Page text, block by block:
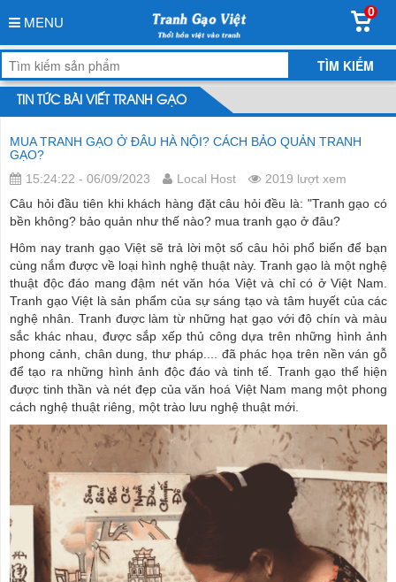
MENU
0
TIN TỨC BÀI VIẾT TRANH GẠO
MUA TRANH GẠO Ở ĐÂU HÀ NỘI? CÁCH BẢO QUẢN TRANH
GẠO?
15:24:22 - 06/09/2023
Local Host
2019 lượt xem
Câu hỏi đầu tiên khi khách hàng đặt câu hỏi đều là: "Tranh gạo có
bền không? bảo quản như thế nào? mua tranh gạo ở đâu?
Hôm nay tranh gạo Việt sẽ trả lời một số câu hỏi phổ biến để bạn
cùng nắm được về loại hình nghệ thuật này. Tranh gạo là một nghệ
thuật độc đáo mang đậm nét văn hóa Việt và chỉ có ở Việt Nam.
Tranh gạo Việt là sản phẩm của sự sáng tạo và tâm huyết của các
nghệ nhân. Tranh được làm từ những hạt gạo với độ chín và màu
sắc khác nhau, được sắp xếp thủ công dựa trên những hình ảnh
phong cảnh, chân dung, thư pháp.... đã phác họa trên nền ván gỗ
để tạo ra những hình ảnh độc đáo và tinh tế. Tranh gạo thể hiện
được tinh thần và nét đẹp của văn hoá Việt Nam mang một phong
cách nghệ thuật riêng, một trào lưu nghệ thuật mới.